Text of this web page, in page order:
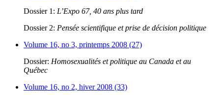
Dossier 1: L’Expo 67, 40 ans plus tard
Dossier 2: Pensée scientifique et prise de décision politique
Volume 16, no 3, printemps 2008 (27)
Dossier: Homosexualités et politique au Canada et au
Québec
Volume 16, no 2, hiver 2008 (33)